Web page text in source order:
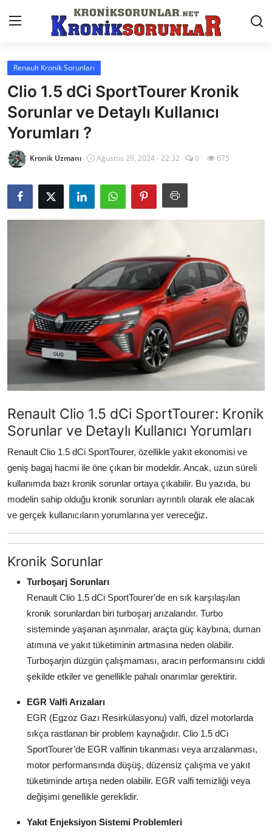
Anasayfa
Markalar
İletişim
Trafik & Cezalar
Sigorta & Kasko
Vergi & ÖTV & MTV
İkinci El & Alım-Satım
Bakım & Arıza Çözümleri
Elektrikli & Hibrit
Kiralama & Filo
Lastik & Jant
Yağlar & Sıvılar
LPG & Yakıt
Elektrik & Akü
Klima & Konfor
Aydınlatma & Görüş
Şanzıman & Aktarma
Dizel Sistemler
Multimedya & Elektronik
Renault Kronik Sorunları
Clio 1.5 dCi SportTourer Kronik
Sorunlar ve Detaylı Kullanıcı
Yorumları ?
Kronik Uzmanı Ağustos 29, 2024 - 22:32 0 675
Renault Clio 1.5 dCi SportTourer: Kronik
Sorunlar ve Detaylı Kullanıcı Yorumları
Renault Clio 1.5 dCi SportTourer, özellikle yakıt ekonomisi ve
geniş bagaj hacmi ile öne çıkan bir modeldir. Ancak, uzun süreli
kullanımda bazı kronik sorunlar ortaya çıkabilir. Bu yazıda, bu
modelin sahip olduğu kronik sorunları ayrıntılı olarak ele alacak
ve gerçek kullanıcıların yorumlarına yer vereceğiz.
Kronik Sorunlar
Turboşarj Sorunları
Renault Clio 1.5 dCi SportTourer'de en sık karşılaşılan
kronik sorunlardan biri turboşarj arızalarıdır. Turbo
sisteminde yaşanan aşınmalar, araçta güç kaybına, duman
atımına ve yakıt tüketiminin artmasına neden olabilir.
Turboşarjın düzgün çalışmaması, aracın performansını ciddi
şekilde etkiler ve genellikle pahalı onarımlar gerektirir.
EGR Valfi Arızaları
EGR (Egzoz Gazı Resirkülasyonu) valfi, dizel motorlarda
sıkça rastlanan bir problem kaynağıdır. Clio 1.5 dCi
SportTourer’de EGR valfinin tıkanması veya arızalanması,
motor performansında düşüş, düzensiz çalışma ve yakıt
tüketiminde artışa neden olabilir. EGR valfi temizliği veya
değişimi genellikle gereklidir.
Yakıt Enjeksiyon Sistemi Problemleri